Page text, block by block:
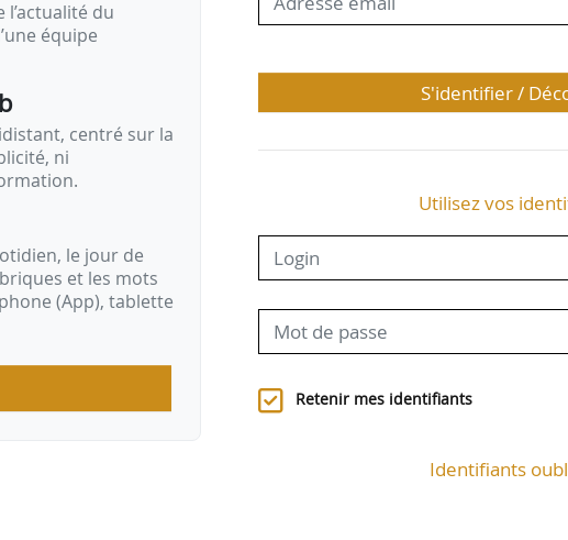
du
équipe
centré sur la
ni
le jour de
et les mots
(App), tablette
S'identifier /
Utilisez vos
Retenir mes identifiants
Identifiants